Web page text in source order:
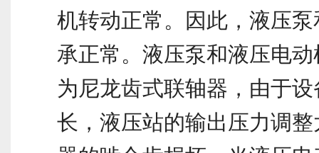
机转动正常。因此，液压
承正常。液压泵和液压电
为尼龙齿式联轴器，由于
长，液压站的输出压力调